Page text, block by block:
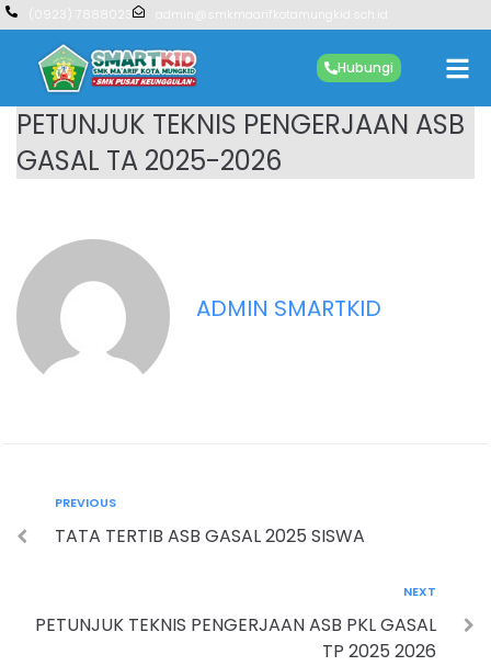
(0923) 7888023 admin@smkmaarifkotamungkid.sch.id
Hubungi
PETUNJUK TEKNIS PENGERJAAN ASB
GASAL TA 2025-2026
ADMIN SMARTKID
PREVIOUS
TATA TERTIB ASB GASAL 2025 SISWA
NEXT
PETUNJUK TEKNIS PENGERJAAN ASB PKL GASAL
TP 2025 2026